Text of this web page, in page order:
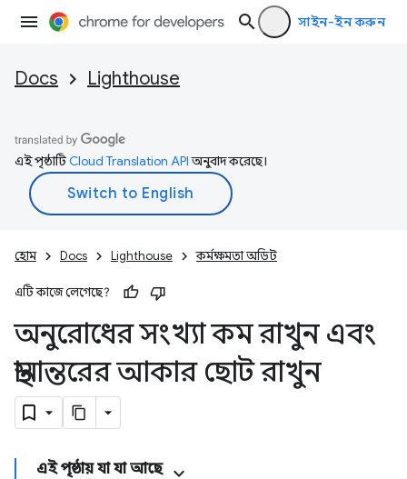
সাইন-ইন করুন
Docs Lighthouse
এই পৃষ্ঠাটিCloud Translation APIঅনুবাদ করেছে।
হোম Docs Lighthouse কর্মক্ষমতা অডিট
এটি কাজে লেগেছে?
অনুরোধের সংখ্যা কম রাখুন এবং
স্থানান্তরের আকার ছোট রাখুন
এই পৃষ্ঠায় যা যা আছে